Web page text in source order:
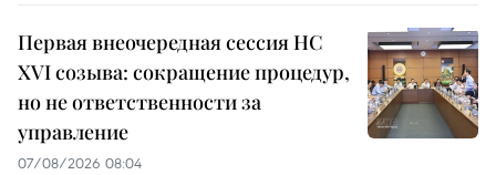
Первая внеочередная сессия НС
XVI созыва: сокращение процедур,
но не ответственности за
управление
07/08/2026 08:04